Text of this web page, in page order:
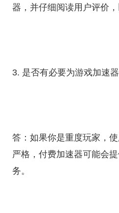
器，并仔细阅读用户评价，
3. 是否有必要为游戏加速
答：如果你是重度玩家，
严格，付费加速器可能会
务。